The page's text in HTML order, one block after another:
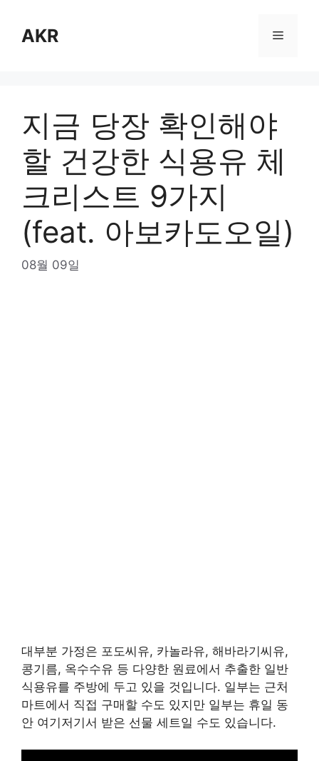
content
AKR Menu
지금 당장 확인해야
할 건강한 식용유 체
크리스트 9가지
(feat. 아보카도오일)
08월 09일
대부분 가정은 포도씨유, 카놀라유, 해바라기씨유,
콩기름, 옥수수유 등 다양한 원료에서 추출한 일반
식용유를 주방에 두고 있을 것입니다. 일부는 근처
마트에서 직접 구매할 수도 있지만 일부는 휴일 동
안 여기저기서 받은 선물 세트일 수도 있습니다.